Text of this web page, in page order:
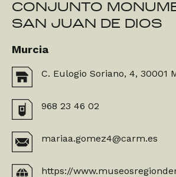
CONJUNTO
SAN JUAN DE DIOS
Murcia
C. Eulogio Soriano, 4, 30001
968 23 46 02
mariaa.gomez4@carm.es
https://